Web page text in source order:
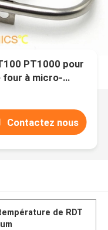
PT1000 pour
four à micro-
électriques
Contactez nous
de RDT